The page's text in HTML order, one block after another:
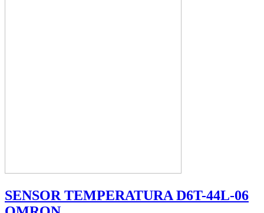
SENSOR TEMPERATURA D6T-44L-06